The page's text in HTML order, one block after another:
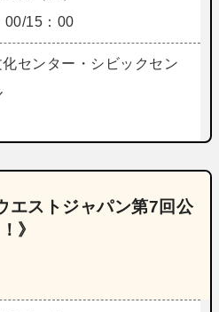
00/15：00
化センター・シビックセン
エストジャパン第7回公
》